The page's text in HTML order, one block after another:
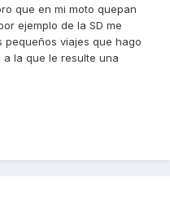
que en mi moto quepan
ejemplo de la SD me
pequeños viajes que hago
la que le resulte una